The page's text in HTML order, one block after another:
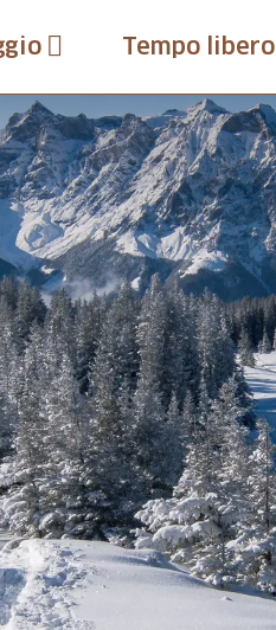
Tempo libero